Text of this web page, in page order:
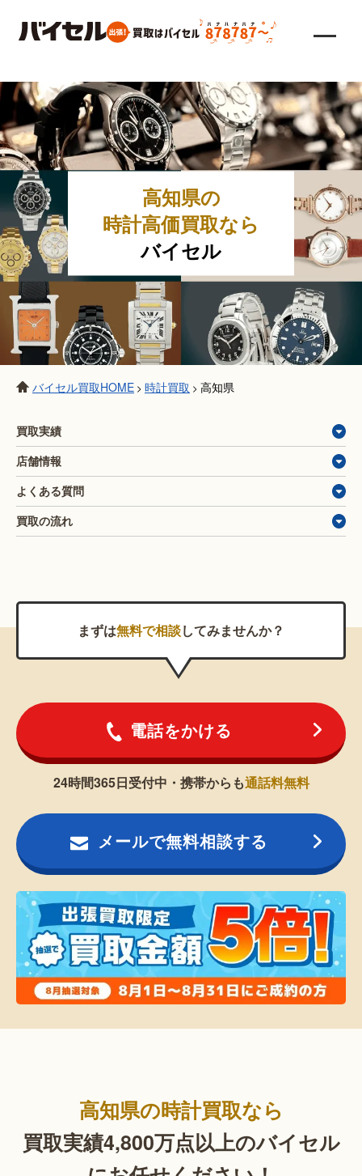
高知県の
時計高価買取なら
バイセル
バイセル買取HOME > 時計買取 > 高知県
買取実績
店舗情報
よくある質問
買取の流れ
まずは無料で相談してみませんか？
電話をかける
24時間365日受付中・携帯からも通話料無料
メールで無料相談する
高知県の時計買取なら
買取実績4,800万点以上のバイセル